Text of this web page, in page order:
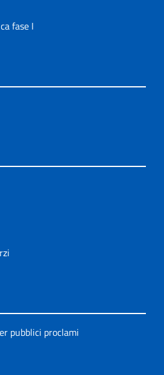
fase I
pubblici proclami